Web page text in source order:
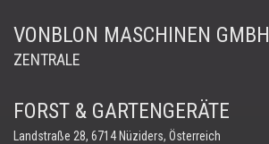
VONBLON MASCHINEN GMBH
ZENTRALE
FORST & GARTENGERÄTE
Landstraße 28, 6714 Nüziders, Österreich